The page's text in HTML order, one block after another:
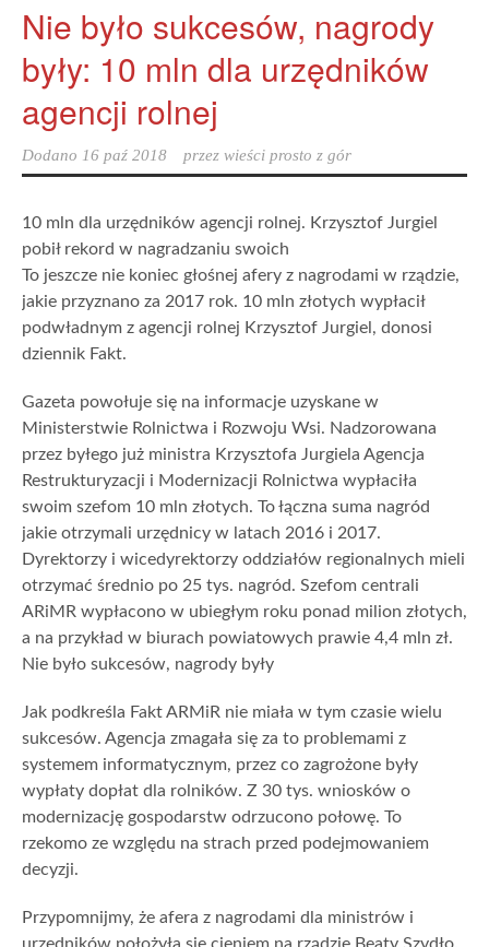
Nie było sukcesów, nagrody
były: 10 mln dla urzędników
agencji rolnej
Dodano 16 paź 2018 przez wieści prosto z gór
10 mln dla urzędników agencji rolnej. Krzysztof Jurgiel
pobił rekord w nagradzaniu swoich
To jeszcze nie koniec głośnej afery z nagrodami w rządzie,
jakie przyznano za 2017 rok. 10 mln złotych wypłacił
podwładnym z agencji rolnej Krzysztof Jurgiel, donosi
dziennik Fakt.
Gazeta powołuje się na informacje uzyskane w
Ministerstwie Rolnictwa i Rozwoju Wsi. Nadzorowana
przez byłego już ministra Krzysztofa Jurgiela Agencja
Restrukturyzacji i Modernizacji Rolnictwa wypłaciła
swoim szefom 10 mln złotych. To łączna suma nagród
jakie otrzymali urzędnicy w latach 2016 i 2017.
Dyrektorzy i wicedyrektorzy oddziałów regionalnych mieli
otrzymać średnio po 25 tys. nagród. Szefom centrali
ARiMR wypłacono w ubiegłym roku ponad milion złotych,
a na przykład w biurach powiatowych prawie 4,4 mln zł.
Nie było sukcesów, nagrody były
Jak podkreśla Fakt ARMiR nie miała w tym czasie wielu
sukcesów. Agencja zmagała się za to problemami z
systemem informatycznym, przez co zagrożone były
wypłaty dopłat dla rolników. Z 30 tys. wniosków o
modernizację gospodarstw odrzucono połowę. To
rzekomo ze względu na strach przed podejmowaniem
decyzji.
Przypomnijmy, że afera z nagrodami dla ministrów i